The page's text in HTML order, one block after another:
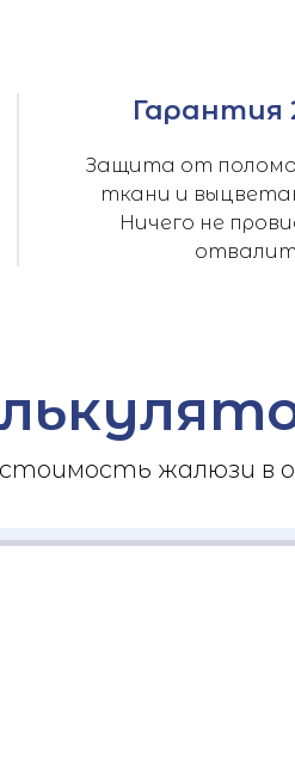
Гарантия
Защита от
ткани и
Ничего не
жалюзи в